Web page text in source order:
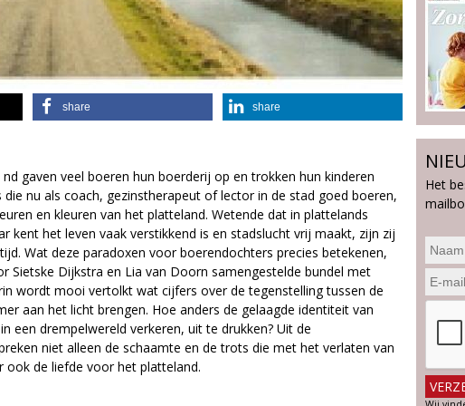
share share
gaven veel boeren hun boerderij op en trokken hun kinderen
die nu als coach, gezinstherapeut of lector in de stad goed boeren,
en kleuren van het platteland. Wetende dat in plattelands
kent het leven vaak verstikkend is en stadslucht vrij maakt, zijn zij
Wat deze paradoxen voor boerendochters precies betekenen,
Sietske Dijkstra en Lia van Doorn samengestelde bundel met
wordt mooi vertolkt wat cijfers over de tegenstelling tussen de
aan het licht brengen. Hoe anders de gelaagde identiteit van
een drempelwereld verkeren, uit te drukken? Uit de
niet alleen de schaamte en de trots die met het verlaten van
ook de liefde voor het platteland.
Het